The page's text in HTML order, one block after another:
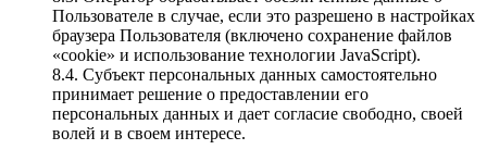
Пользователе в случае, если это разрешено в настройках
браузера Пользователя (включено сохранение файлов
«cookie» и использование технологии JavaScript).
8.4. Субъект персональных данных самостоятельно
принимает решение о предоставлении его
персональных данных и дает согласие свободно, своей
волей и в своем интересе.